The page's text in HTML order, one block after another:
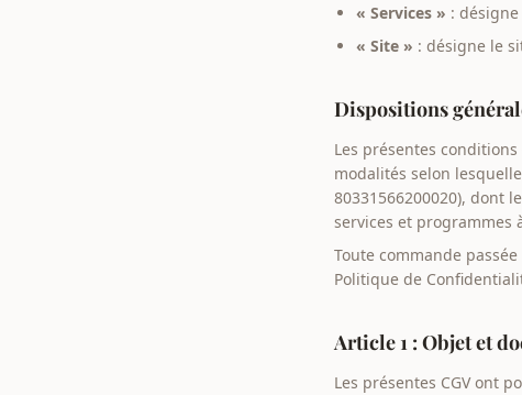
« Services » :
« Site » : désigne le
Dispositions
Les présentes
modalités selon
80331566200020), dont
services et programmes
Toute commande
Politique de
Article 1 : Objet et
Les présentes CGV ont